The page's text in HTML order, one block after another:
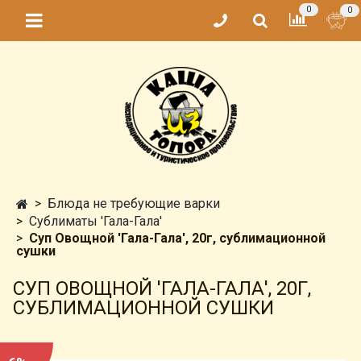
0 0
Блюда не требующие варки
Сублиматы 'Гала-Гала'
Суп Овощной 'Гала-Гала', 20г, сублимационной
сушки
СУП ОВОЩНОЙ 'ГАЛА-ГАЛА', 20Г,
СУБЛИМАЦИОННОЙ СУШКИ